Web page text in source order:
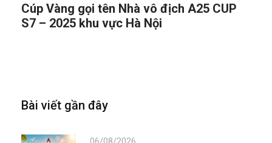
Cúp Vàng gọi tên Nhà vô địch A25 CUP
S7 – 2025 khu vực Hà Nội
Bài viết gần đây